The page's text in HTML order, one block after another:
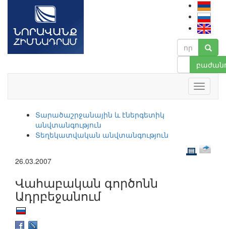
Տարածաշրջանային և էներգետիկ
անվտանգություն
Տեղեկատվական անվտանգություն
26.03.2007
Վահաբական գործոնն
Ադրբեջանում